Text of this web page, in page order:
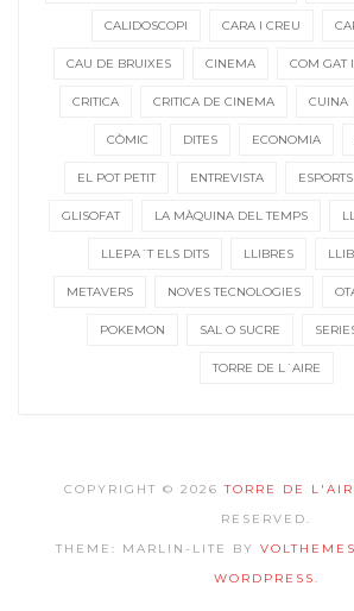
CALIDOSCOPI CARA I CREU
CAU DE BRUIXES CINEMA COM GAT
CRITICA CRITICA DE CINEMA CUINA
CÒMIC DITES ECONOMIA
EL POT PETIT ENTREVISTA ESPORTS
GLISOFAT LA MÀQUINA DEL TEMPS
LLEPA´T ELS DITS LLIBRES
METAVERS NOVES TECNOLOGIES
POKEMON SAL O SUCRE
TORRE DE L´AIRE
COPYRIGHT © 2026TORRE DE
RESERVED.
THEME: MARLIN-LITE BY VOLTHEMES
WORDPRESS.